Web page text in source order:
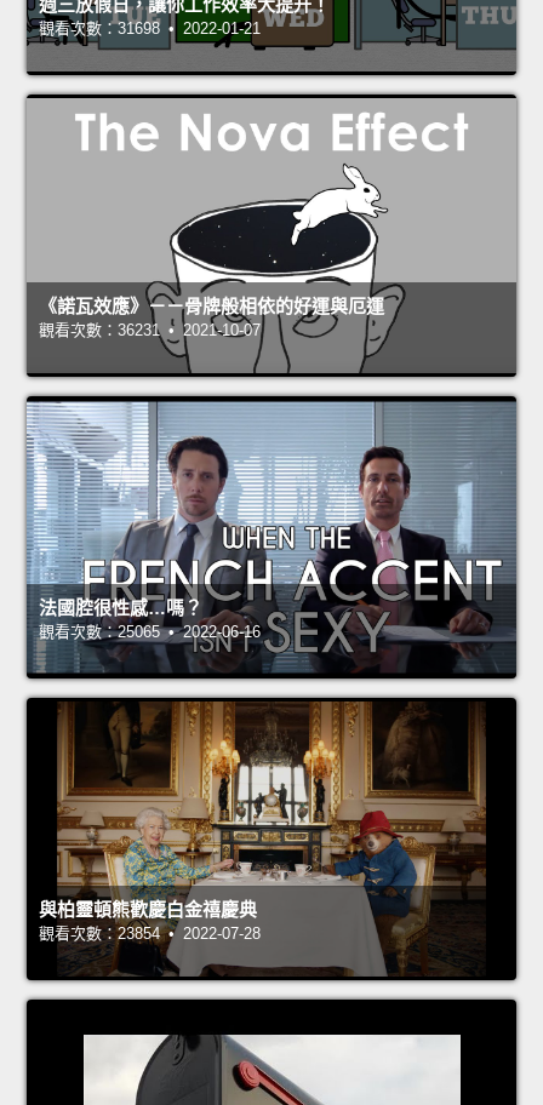
週三放假日，讓你工作效率大提升！
觀看次數：31698 • 2022-01-21
《諾瓦效應》－－骨牌般相依的好運與厄運
觀看次數：36231 • 2021-10-07
法國腔很性感…嗎？
觀看次數：25065 • 2022-06-16
與柏靈頓熊歡慶白金禧慶典
觀看次數：23854 • 2022-07-28